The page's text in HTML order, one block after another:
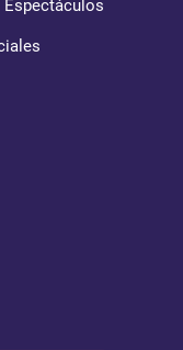
Espectáculos